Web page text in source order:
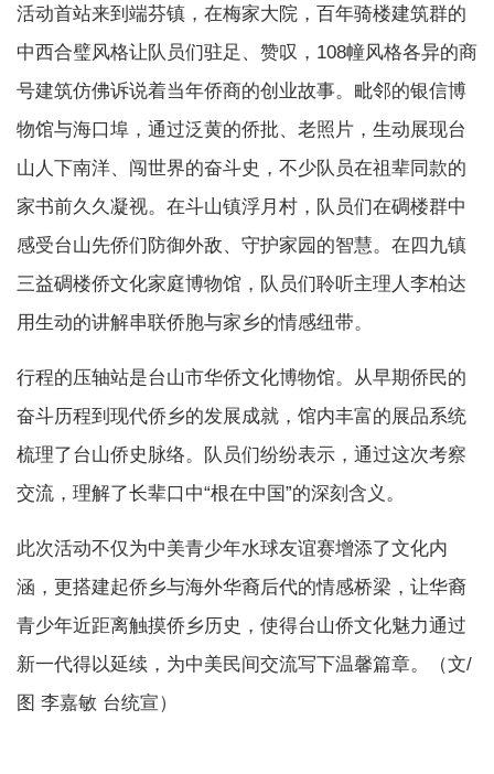
活动首站来到端芬镇，在梅家大院，百年骑楼建筑群的
中西合璧风格让队员们驻足、赞叹，108幢风格各异的商
号建筑仿佛诉说着当年侨商的创业故事。毗邻的银信博
物馆与海口埠，通过泛黄的侨批、老照片，生动展现台
山人下南洋、闯世界的奋斗史，不少队员在祖辈同款的
家书前久久凝视。在斗山镇浮月村，队员们在碉楼群中
感受台山先侨们防御外敌、守护家园的智慧。在四九镇
三益碉楼侨文化家庭博物馆，队员们聆听主理人李柏达
用生动的讲解串联侨胞与家乡的情感纽带。
行程的压轴站是台山市华侨文化博物馆。从早期侨民的
奋斗历程到现代侨乡的发展成就，馆内丰富的展品系统
梳理了台山侨史脉络。队员们纷纷表示，通过这次考察
交流，理解了长辈口中“根在中国”的深刻含义。
此次活动不仅为中美青少年水球友谊赛增添了文化内
涵，更搭建起侨乡与海外华裔后代的情感桥梁，让华裔
青少年近距离触摸侨乡历史，使得台山侨文化魅力通过
新一代得以延续，为中美民间交流写下温馨篇章。（文/
图 李嘉敏 台统宣）